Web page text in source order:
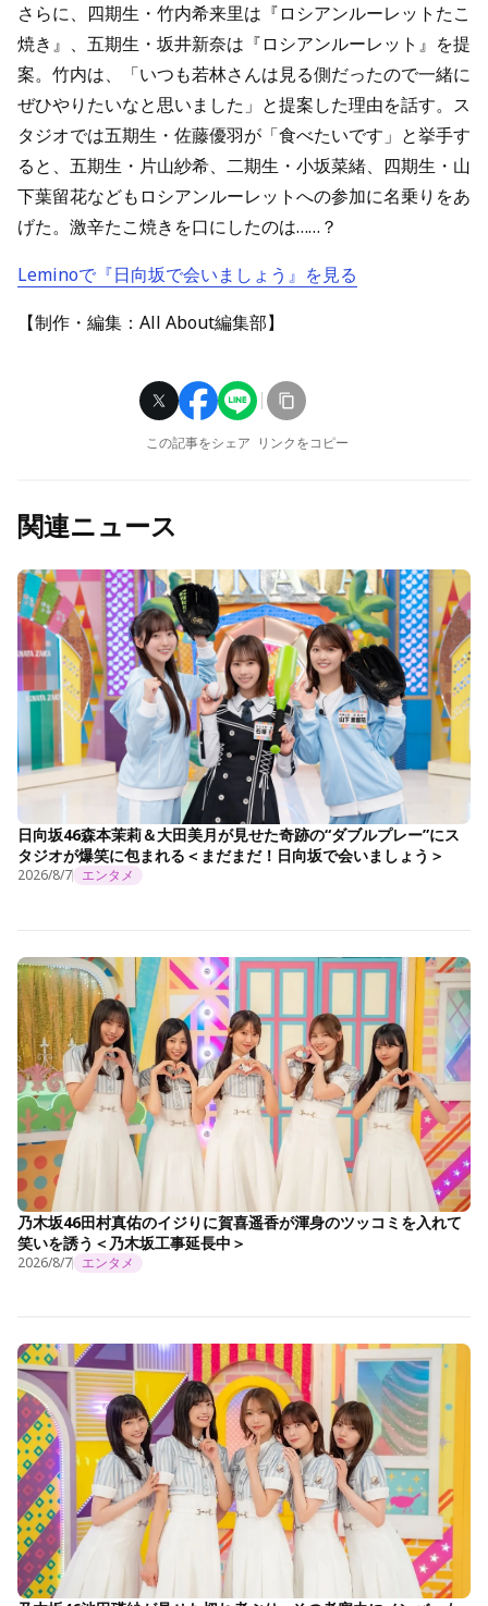
さらに、四期生・竹内希来里は『ロシアンルーレットたこ
焼き』、五期生・坂井新奈は『ロシアンルーレット』を提
案。竹内は、「いつも若林さんは見る側だったので一緒に
ぜひやりたいなと思いました」と提案した理由を話す。ス
タジオでは五期生・佐藤優羽が「食べたいです」と挙手す
ると、五期生・片山紗希、二期生・小坂菜緒、四期生・山
下葉留花などもロシアンルーレットへの参加に名乗りをあ
げた。激辛たこ焼きを口にしたのは……？
Leminoで『日向坂で会いましょう』を見る
【制作・編集：All About編集部】
この記事をシェア リンクをコピー
関連ニュース
日向坂46森本茉莉＆大田美月が見せた奇跡の“ダブルプレー”にス
タジオが爆笑に包まれる＜まだまだ！日向坂で会いましょう＞
2026/8/7 エンタメ
乃木坂46田村真佑のイジりに賀喜遥香が渾身のツッコミを入れて
笑いを誘う＜乃木坂工事延長中＞
2026/8/7 エンタメ